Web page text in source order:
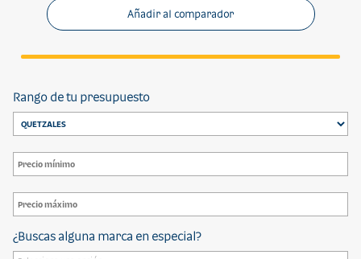
Añadir al comparador
Rango de tu presupuesto
¿Buscas alguna marca en especial?